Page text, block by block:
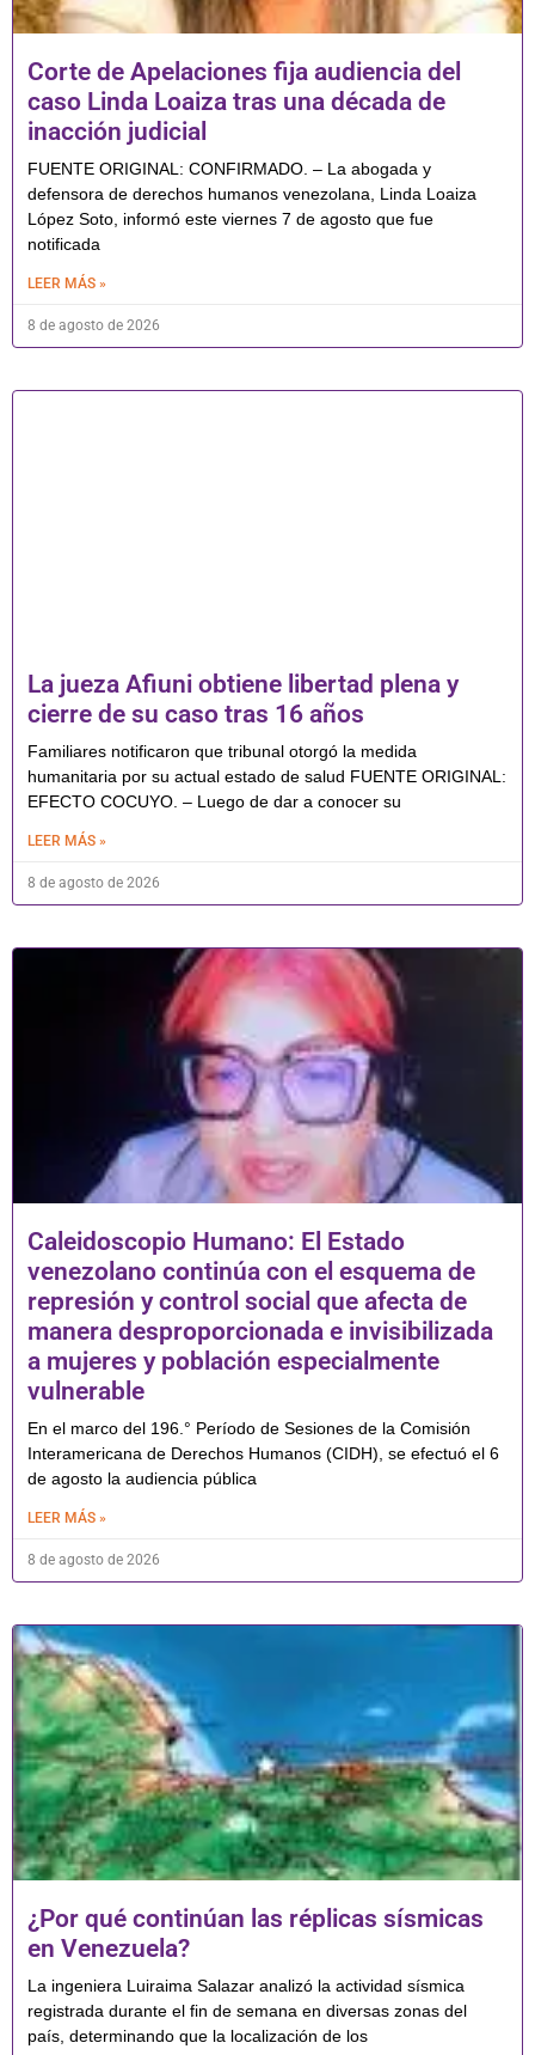
Corte de Apelaciones fija audiencia del
caso Linda Loaiza tras una década de
inacción judicial
FUENTE ORIGINAL: CONFIRMADO. – La abogada y
defensora de derechos humanos venezolana, Linda Loaiza
López Soto, informó este viernes 7 de agosto que fue
notificada
LEER MÁS »
8 de agosto de 2026
La jueza Afiuni obtiene libertad plena y
cierre de su caso tras 16 años
Familiares notificaron que tribunal otorgó la medida
humanitaria por su actual estado de salud FUENTE ORIGINAL:
EFECTO COCUYO. – Luego de dar a conocer su
LEER MÁS »
8 de agosto de 2026
Caleidoscopio Humano: El Estado
venezolano continúa con el esquema de
represión y control social que afecta de
manera desproporcionada e invisibilizada
a mujeres y población especialmente
vulnerable
En el marco del 196.° Período de Sesiones de la Comisión
Interamericana de Derechos Humanos (CIDH), se efectuó el 6
de agosto la audiencia pública
LEER MÁS »
8 de agosto de 2026
¿Por qué continúan las réplicas sísmicas
en Venezuela?
La ingeniera Luiraima Salazar analizó la actividad sísmica
registrada durante el fin de semana en diversas zonas del
país, determinando que la localización de los